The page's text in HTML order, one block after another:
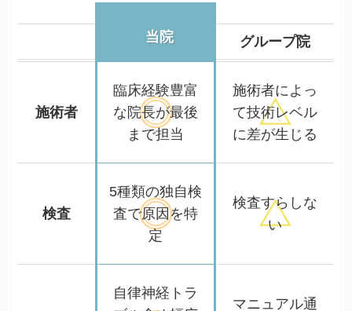
当院 グループ院
施術者
臨床経験豊富
な院長が最後
まで担当
施術者によっ
て技術レベル
に差が生じる
検査
5種類の独自検
査で原因を特
定
検査すらしな
い
自律神経トラ
マニュアル通